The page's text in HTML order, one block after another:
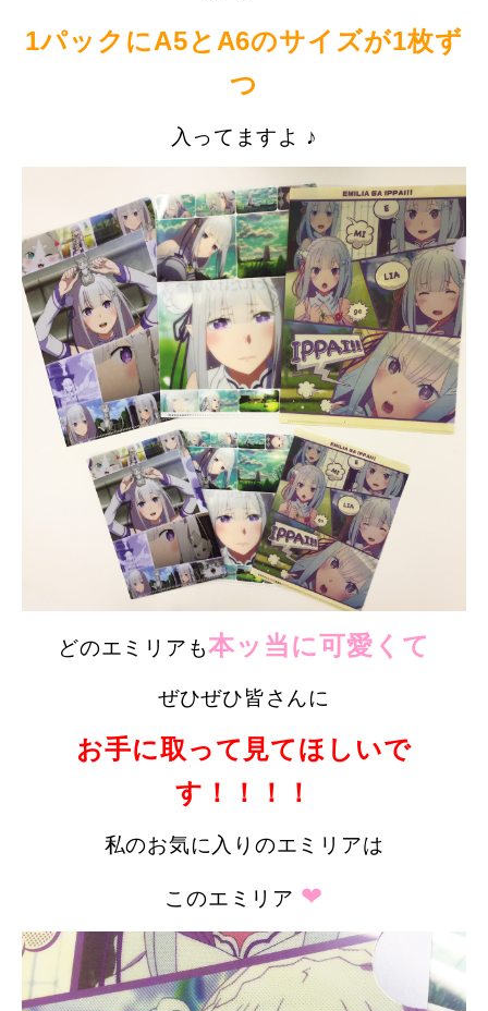
1パックにA5とA6のサイズが1枚ず
つ
入ってますよ ♪
どのエミリアも本ッ当に可愛くて
ぜひぜひ皆さんに
お手に取って見てほしいで
す！！！！
私のお気に入りのエミリアは
このエミリア ❤